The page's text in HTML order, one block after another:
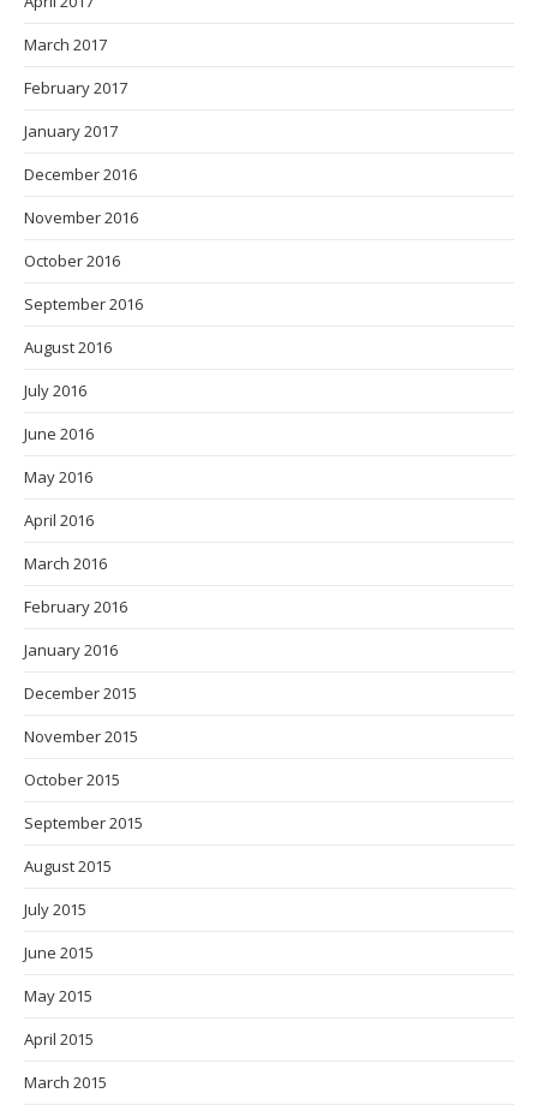
March 2017
February 2017
January 2017
December 2016
November 2016
October 2016
September 2016
August 2016
July 2016
June 2016
May 2016
April 2016
March 2016
February 2016
January 2016
December 2015
November 2015
October 2015
September 2015
August 2015
July 2015
June 2015
May 2015
April 2015
March 2015